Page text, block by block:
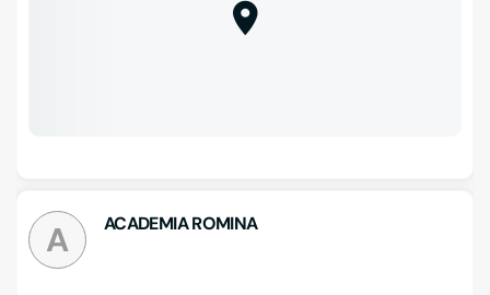
A ACADEMIA ROMINA